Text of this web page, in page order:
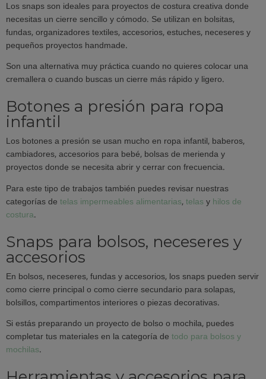
Los snaps son ideales para proyectos de costura creativa donde
necesitas un cierre sencillo y cómodo. Se utilizan en bolsitas,
fundas, organizadores textiles, accesorios, estuches, neceseres y
pequeños proyectos handmade.
Son una alternativa muy práctica cuando no quieres colocar una
cremallera o cuando buscas un cierre más rápido y ligero.
Botones a presión para ropa
infantil
Los botones a presión se usan mucho en ropa infantil, baberos,
cambiadores, accesorios para bebé, bolsas de merienda y
proyectos donde se necesita abrir y cerrar con frecuencia.
Para este tipo de trabajos también puedes revisar nuestras
categorías de telas impermeables alimentarias, telas y hilos de
costura.
Snaps para bolsos, neceseres y
accesorios
En bolsos, neceseres, fundas y accesorios, los snaps pueden servir
como cierre principal o como cierre secundario para solapas,
bolsillos, compartimentos interiores o piezas decorativas.
Si estás preparando un proyecto de bolso o mochila, puedes
completar tus materiales en la categoría de todo para bolsos y
mochilas.